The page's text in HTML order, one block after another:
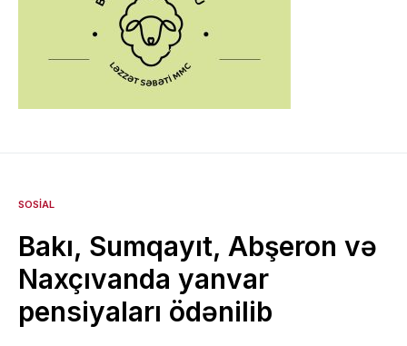
SOSIAL
Bakı, Sumqayıt, Abşeron və
Naxçıvanda yanvar
pensiyaları ödənilib